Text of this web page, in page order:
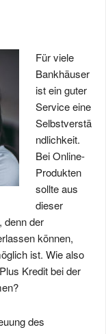
Für viele
Bankhäuser
ist ein guter
Service eine
Selbstverstä
ndlichkeit.
Bei Online-
Produkten
sollte aus
dieser
denn der
können,
ist. Wie also
Kredit bei der
des